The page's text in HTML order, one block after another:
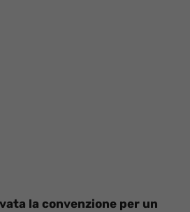
la convenzione per un